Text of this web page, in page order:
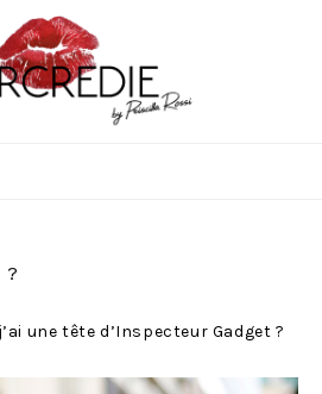
?
une tête d’Inspecteur Gadget ?